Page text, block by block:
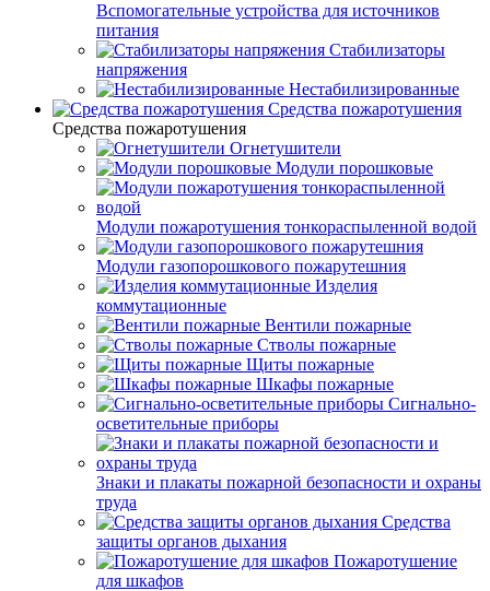
Вспомогательные устройства для источников
питания
Стабилизаторы
напряжения
Нестабилизированные
Средства пожаротушения
Средства пожаротушения
Огнетушители
Модули порошковые
Модули пожаротушения тонкораспыленной водой
Модули газопорошкового пожарутешния
Изделия
коммутационные
Вентили пожарные
Стволы пожарные
Щиты пожарные
Шкафы пожарные
Сигнально-
осветительные приборы
Знаки и плакаты пожарной безопасности и охраны
труда
Средства
защиты органов дыхания
Пожаротушение
для шкафов